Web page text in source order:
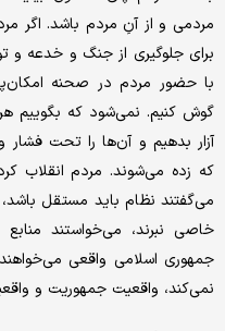
مردمی و از آنِ مردم باشد. اگر
برای جلوگیری از جنگ و خدعه
با حضور مردم در صحنه
گوش کنیم. نمی‌شود که بگوییم
آزار بدهیم و آن‌ها را تحت فشار
که زده می‌شوند. مردم انقلاب
می‌گفتند نظام باید مستقل
خاصی نبرند، می‌خواستند
جمهوری اسلامی واقعی
نمی‌کند، واقعیت جمهوریت و